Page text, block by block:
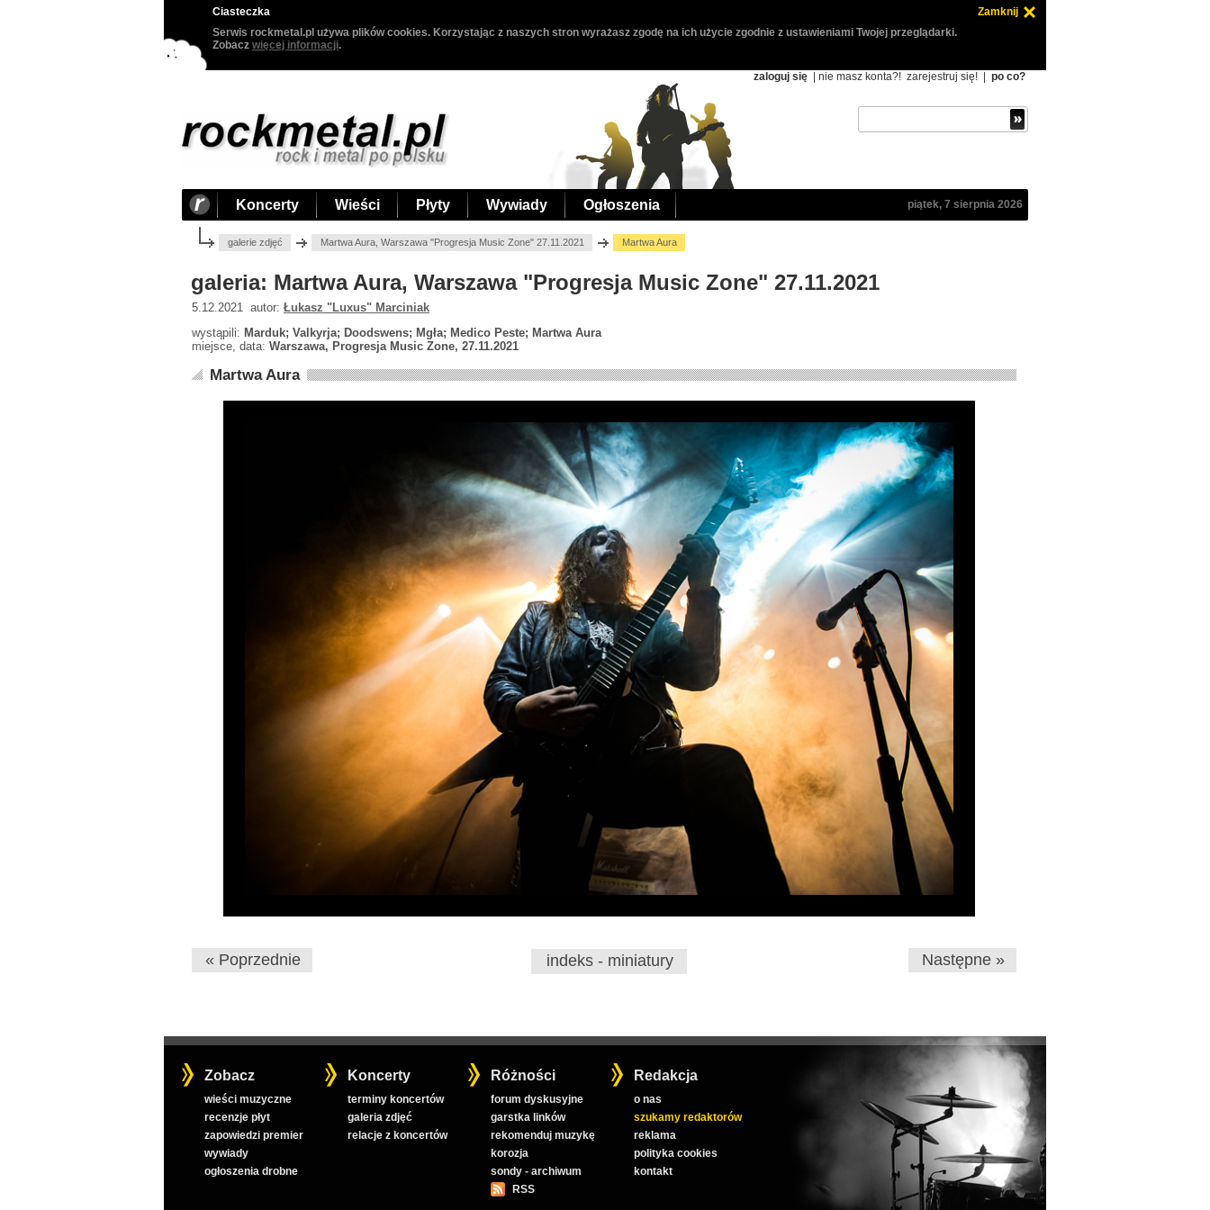
Ciasteczka
Zamknij
Serwis rockmetal.pl używa plików cookies. Korzystając z naszych stron wyrażasz zgodę na ich użycie zgodnie z ustawieniami Twojej przeglądarki.
Zobacz więcej informacji.
zaloguj się | nie masz konta?! zarejestruj się! po co?
Koncerty Wieści Płyty Wywiady Ogłoszenia piątek, 7 sierpnia 2026
galerie zdjęć Martwa Aura, Warszawa "Progresja Music Zone" 27.11.2021 Martwa Aura
galeria: Martwa Aura, Warszawa "Progresja Music Zone" 27.11.2021
5.12.2021 autor: Łukasz "Luxus" Marciniak
wystąpili: Marduk; Valkyrja; Doodswens; Mgła; Medico Peste; Martwa Aura
miejsce, data: Warszawa, Progresja Music Zone, 27.11.2021
Martwa Aura
« Poprzednie indeks - miniatury Następne »
Zobacz
wieści muzyczne
recenzje płyt
zapowiedzi premier
wywiady
ogłoszenia drobne
Koncerty
terminy koncertów
galeria zdjęć
relacje z koncertów
Różności
forum dyskusyjne
garstka linków
rekomenduj muzykę
korozja
sondy - archiwum
RSS
Redakcja
o nas
szukamy redaktorów
reklama
polityka cookies
kontakt